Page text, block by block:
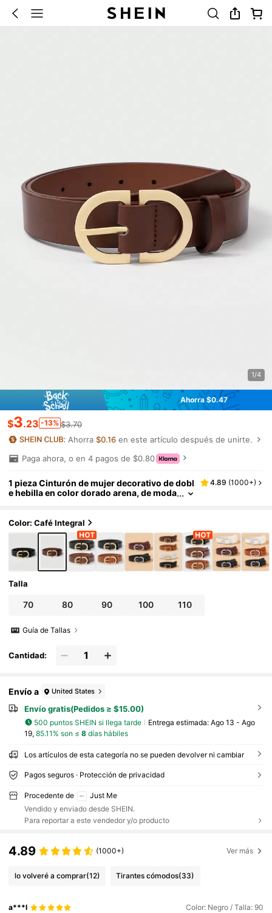
1/4
Ahorra $0.47
$3.23 -13% $3.70
Ahorra$0.16 en este artículo después de unirte.
Paga ahora, o en 4 pagos de $0.80
1 pieza Cinturón de mujer decorativo de dobl
e hebilla en color dorado arena, de moda
4.89 (1000+)
Color: Café Integral
Talla
70 80 90 100 110
Guía de Tallas
Cantidad:
Envío a United States
Envío gratis(Pedidos ≥ $15.00)
500 puntos SHEIN si llega tarde Entrega estimada: Ago 13 - Ago
19, 85.11% son ≤ 8días hábiles
Los artículos de esta categoría no se pueden devolver ni cambiar
Pagos seguros · Protección de privacidad
Procedente de
Just Me
Vendido y enviado desde SHEIN.
Para reportar a este vendedor y/o producto
4.89 (1000+) Ver más
lo volveré a comprar(12) Tirantes cómodos(33)
a***l Color: Negro / Talla: 90